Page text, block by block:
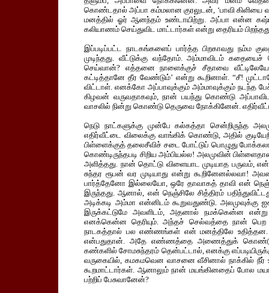
கொண்டதால் அப்பா கம்மலான குரலுடன், ‘பாவி கிளியை
மனத்தில் ஓர் ஆனந்தம் உண்டாயிற்று. அப்பா என்ன
கலியாணம் செய்துவிட மாட்டார்கள் என்று தைரியம்
இப்படிப்பட்ட நாடகங்களைப் பார்த்த பிறகாவது நம்ம
முடிந்தது. வீட்டுக்கு வந்தோம். அம்மாவிடம்
செய்வான்? எத்தனை நாளைக்குச் சீதாவை வீட்டிலேயே
கட்டித்தானே தீர வேண்டும்’ என்று கூறினாள். “சீ!
விட்டாள். எனக்கோ அப்பாவுக்கும் அம்மாவுக்கும் நடந்த
கிழவன் வருவதாகவும், நான் பயந்து கொண்டு
வாசலில் நின்று கொண்டு தெருவை நோக்கினேன்.
நெடு நாட்களுக்கு முன்பே கல்கத்தா சென்றிருந்த
எதிர்வீட்டை விலைக்கு வாங்கிக் கொண்டு, அதில்
பிள்ளைக்குத் தலைசீவிச் சடை போட்டுப் பொழுது
கொண்டிருந்தபடி சிறிய அம்பியல்ல! அலமுவின்
அளித்தது. நான் தொட்டு விளையாட முடியாத பருவம்,
சுந்தர ரூபன் வர முடியாது என்று கூறினேனல்லவா!
பார்த்தேனோ இல்லையோ, ஒரே தாவாகத் தாவி என்
இருந்தது. ஆனால், என் நெஞ்சிலே சித்திரம்
அடிக்கடி அம்மா என்னிடம் கூறுவதுண்டு.
இருக்கட்டுமே அவளிடம், அதனால் நமக்கென்ன என்று
எனக்கென்ன தெரியும். அந்தச் செல்வத்தை நான்
நாடகத்தால் பல எண்ணங்கள் என் மனத்திலே உதித்தன.
என்பதுதான். அதே எண்ணத்தை அணைத்துக்
கண்களில் சோமசுந்தரம் தென்பட்டால், எனக்கு
வருகையில், கமகமவென வாசனை வீசினால் நாக்கில்
கூறமாட்டார்கள். ஆனாலும் நான் மயங்கினதைப் போல
பற்றிப் பேசுவானேன்?